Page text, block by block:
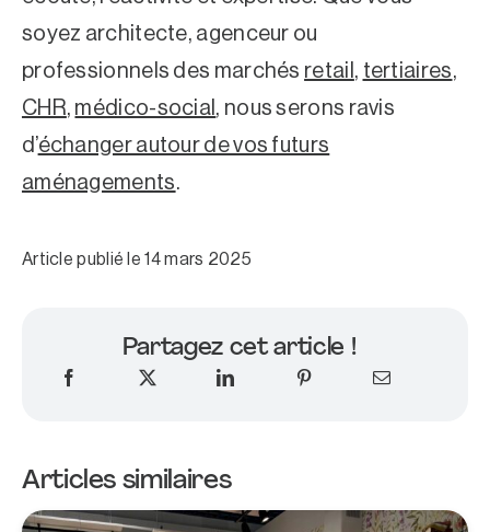
soyez architecte, agenceur ou
professionnels des marchés retail , tertiaires,
CHR, médico-social , nous serons ravis
d’échanger autour de vos futurs
aménagements.
Article publié le 14 mars 2025
Partagez cet article !
Articles similaires